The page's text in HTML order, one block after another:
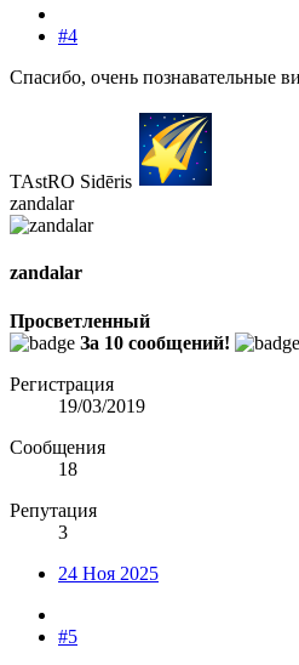
#4
Спасибо, очень познавательные
TAstRO Sidēris
zandalar
zandalar
Просветленный
За 10 сообщений!
Регистрация
19/03/2019
Сообщения
18
Репутация
3
24 Ноя 2025
#5